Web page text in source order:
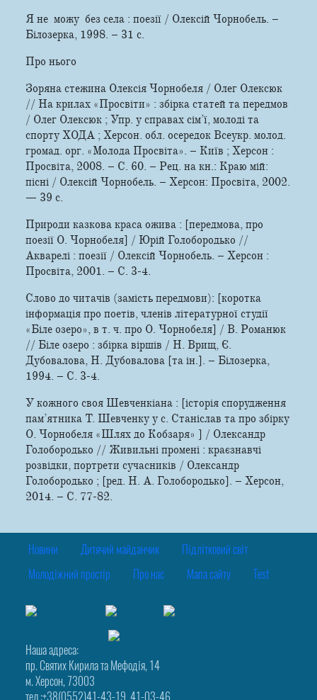
Я не можу без села : поезiї / Олексій Чорнобель. –
Білозерка, 1998. – 31 c.
Про нього
Зоряна стежина Олексія Чорнобеля / Олег Олексюк
// На крилах «Просвіти» : збірка статей та передмов
/ Олег Олексюк ; Упр. у справах сім’ї, молоді та
спорту ХОДА ; Херсон. обл. осередок Всеукр. молод.
громад. орг. «Молода Просвіта». – Київ ; Херсон :
Просвіта, 2008. – С. 60. – Рец. на кн.: Краю мій:
пісні / Олексій Чорнобель. – Херсон: Просвіта, 2002.
— 39 с.
Природи казкова краса ожива : [передмова, про
поезії О. Чорнобеля] / Юрій Голобородько //
Акварелі : поезії / Олексій Чорнобель. – Херсон :
Просвіта, 2001. – С. 3-4.
Слово до читачів (замість передмови): [коротка
інформація про поетів, членів літературної студії
«Біле озеро», в т. ч. про О. Чорнобеля] / В. Романюк
// Біле озеро : збірка віршів / Н. Врищ, Є.
Дубовалова, Н. Дубовалова [та ін.]. – Білозерка,
1994. – С. 3-4.
У кожного своя Шевченкіана : [історія спорудження
пам’ятника Т. Шевченку у с. Станіслав та про збірку
О. Чорнобеля «Шлях до Кобзаря» ] / Олександр
Голобородько // Живильні промені : краєзнавчі
розвідки, портрети сучасників / Олександр
Голобородько ; [ред. Н. А. Голобородько]. – Херсон,
2014. – С. 77-82.
Новини Дитячий майданчик Підлітковий світ
Молодіжний простір Про нас Мапа сайту Test
Наша адреса:
пр. Святих Кирила та Мефодія, 14
м. Херсон, 73003